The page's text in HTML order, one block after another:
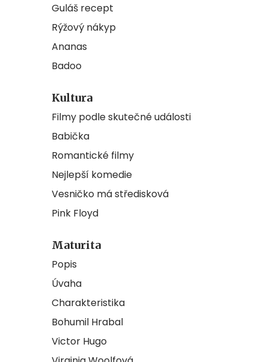
Guláš recept
Rýžový nákyp
Ananas
Badoo
Kultura
Filmy podle skutečné události
Babička
Romantické filmy
Nejlepší komedie
Vesničko má středisková
Pink Floyd
Maturita
Popis
Úvaha
Charakteristika
Bohumil Hrabal
Victor Hugo